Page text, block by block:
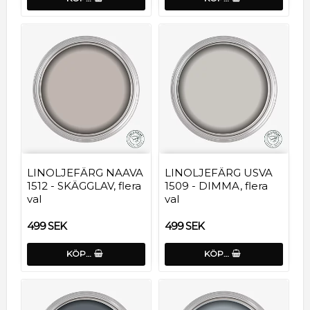
LINOLJEFÄRG NAAVA
1512 - SKÄGGLAV, flera
val
499 SEK
KÖP…
LINOLJEFÄRG USVA
1509 - DIMMA, flera
val
499 SEK
KÖP…